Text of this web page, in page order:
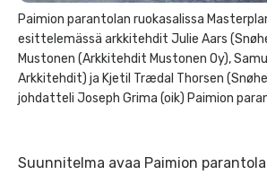
Paimion parantolan ruokasalissa
esittelemässä arkkitehdit Julie Aars
Mustonen (Arkkitehdit Mustonen Oy),
Arkkitehdit) ja Kjetil Trædal Thorsen
johdatteli Joseph Grima (oik) Paimion
Suunnitelma avaa Paimion